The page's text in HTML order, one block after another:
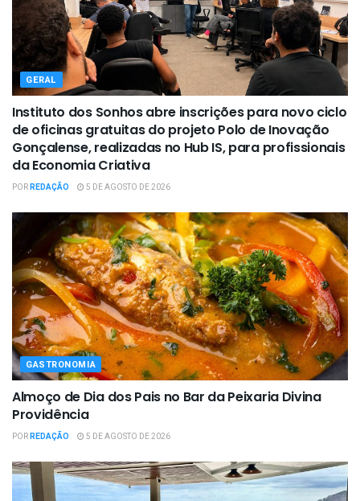
GERAL
Instituto dos Sonhos abre inscrições para novo ciclo
de oficinas gratuitas do projeto Polo de Inovação
Gonçalense, realizadas no Hub IS, para profissionais
da Economia Criativa
PORREDAÇÃO 5 DE AGOSTO DE 2026
GASTRONOMIA
Almoço de Dia dos Pais no Bar da Peixaria Divina
Providência
PORREDAÇÃO 5 DE AGOSTO DE 2026